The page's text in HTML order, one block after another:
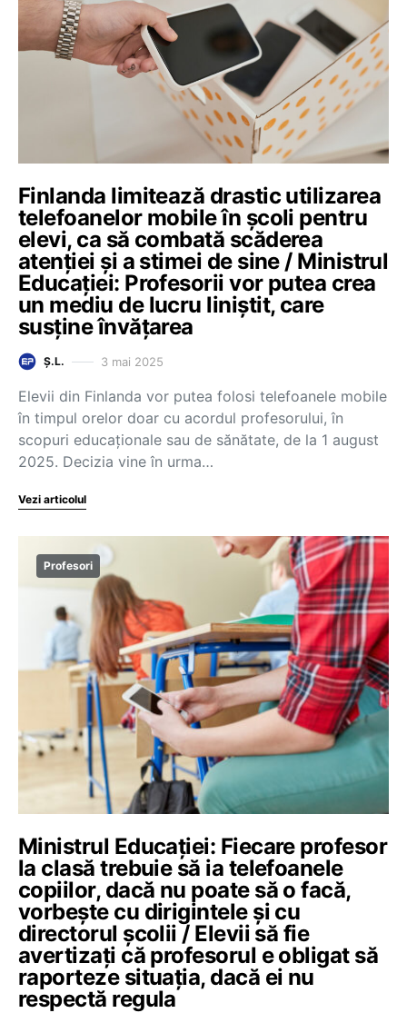
Finlanda limitează drastic utilizarea
telefoanelor mobile în școli pentru
elevi, ca să combată scăderea
atenției și a stimei de sine / Ministrul
Educației: Profesorii vor putea crea
un mediu de lucru liniștit, care
susține învățarea
Ș.L. 3 mai 2025
Elevii din Finlanda vor putea folosi telefoanele mobile
în timpul orelor doar cu acordul profesorului, în
scopuri educaționale sau de sănătate, de la 1 august
2025. Decizia vine în urma…
Vezi articolul
Profesori
Ministrul Educației: Fiecare profesor
la clasă trebuie să ia telefoanele
copiilor, dacă nu poate să o facă,
vorbește cu dirigintele și cu
directorul școlii / Elevii să fie
avertizați că profesorul e obligat să
raporteze situația, dacă ei nu
respectă regula